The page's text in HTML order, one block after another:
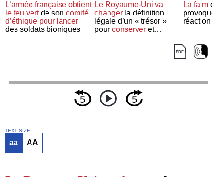
L’armée française obtient
le feu vertde soncomité
d’éthique pour lancer
des soldats bioniques
Le Royaume-Uni va
changerla définition
légale d’un « trésor »
pour conserveret
La faim
réaction
TEXT SIZE
aa AA